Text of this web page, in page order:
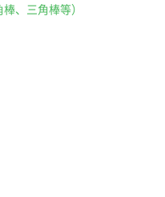
、三角棒等）